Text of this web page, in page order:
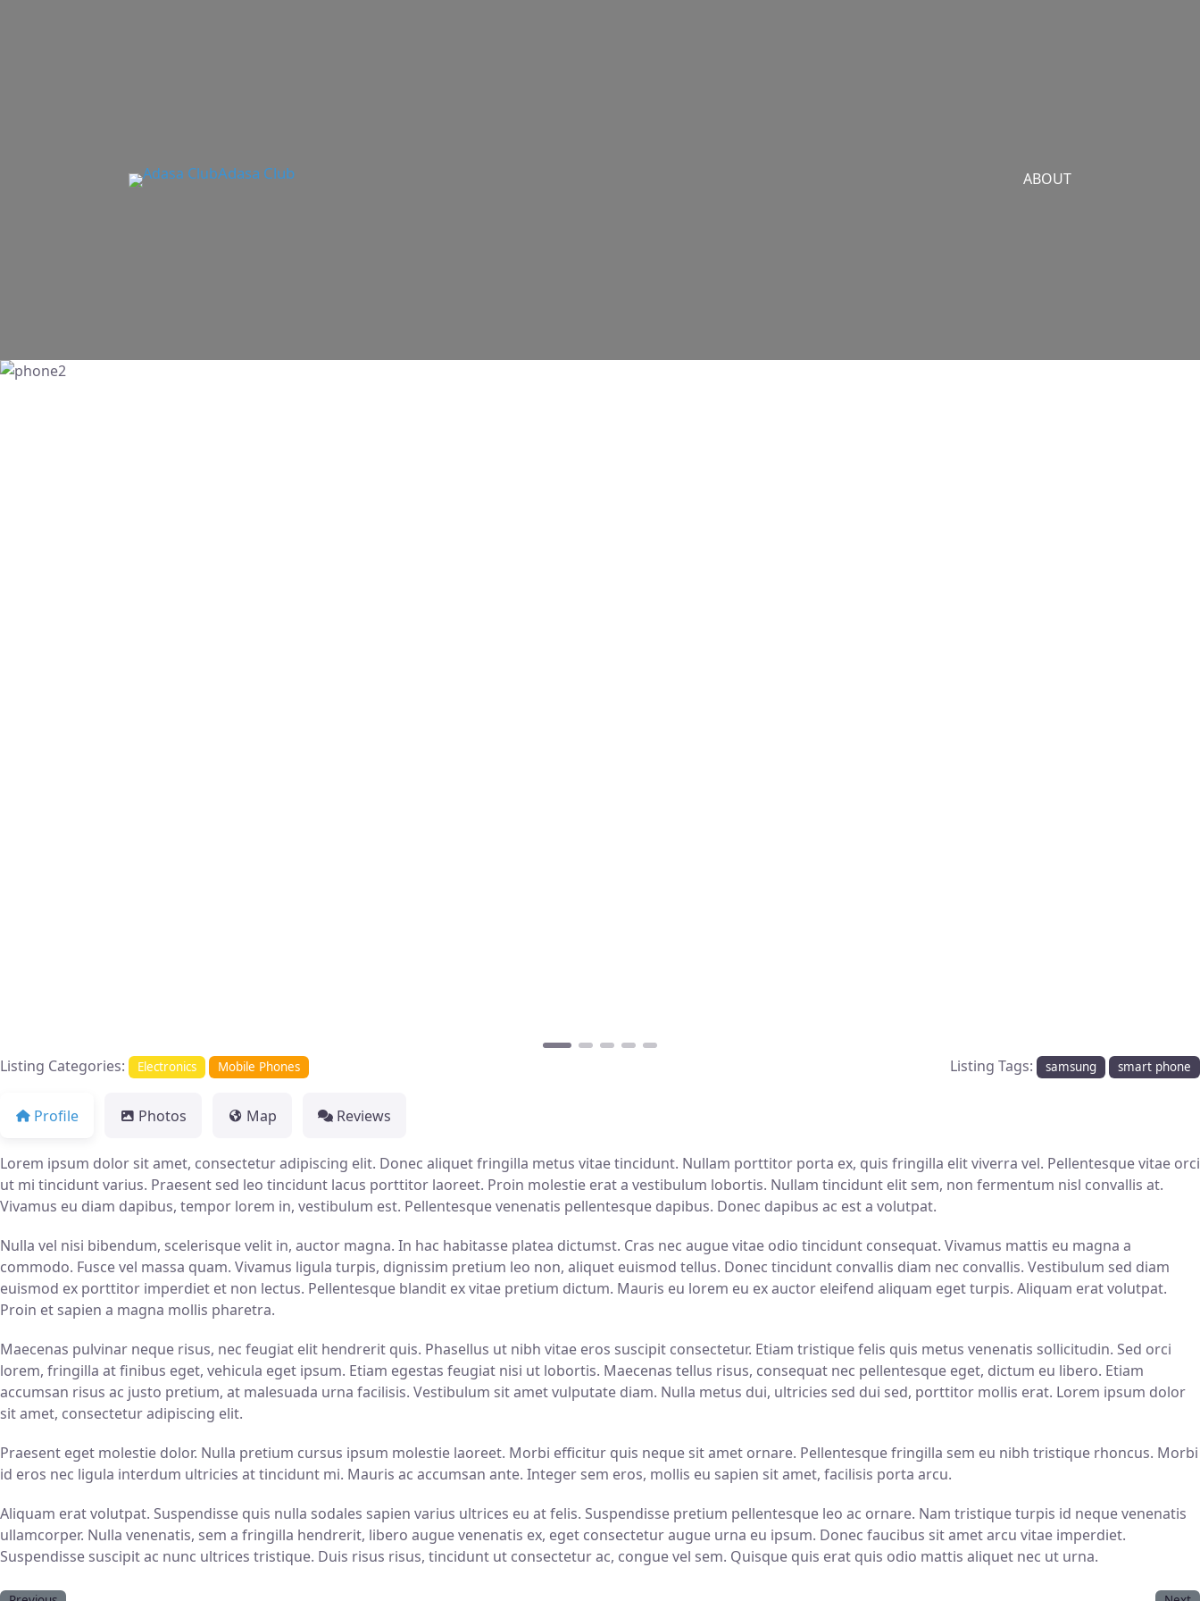
Adasa Club ABOUT
Listing Categories: Electronics Mobile Phones Listing Tags: samsung smart phone
Profile Photos Map Reviews
Lorem ipsum dolor sit amet, consectetur adipiscing elit. Donec aliquet fringilla metus vitae tincidunt. Nullam porttitor porta ex, quis fringilla elit viverra vel. Pellentesque vitae orci
ut mi tincidunt varius. Praesent sed leo tincidunt lacus porttitor laoreet. Proin molestie erat a vestibulum lobortis. Nullam tincidunt elit sem, non fermentum nisl convallis at.
Vivamus eu diam dapibus, tempor lorem in, vestibulum est. Pellentesque venenatis pellentesque dapibus. Donec dapibus ac est a volutpat.
Nulla vel nisi bibendum, scelerisque velit in, auctor magna. In hac habitasse platea dictumst. Cras nec augue vitae odio tincidunt consequat. Vivamus mattis eu magna a
commodo. Fusce vel massa quam. Vivamus ligula turpis, dignissim pretium leo non, aliquet euismod tellus. Donec tincidunt convallis diam nec convallis. Vestibulum sed diam
euismod ex porttitor imperdiet et non lectus. Pellentesque blandit ex vitae pretium dictum. Mauris eu lorem eu ex auctor eleifend aliquam eget turpis. Aliquam erat volutpat.
Proin et sapien a magna mollis pharetra.
Maecenas pulvinar neque risus, nec feugiat elit hendrerit quis. Phasellus ut nibh vitae eros suscipit consectetur. Etiam tristique felis quis metus venenatis sollicitudin. Sed orci
lorem, fringilla at finibus eget, vehicula eget ipsum. Etiam egestas feugiat nisi ut lobortis. Maecenas tellus risus, consequat nec pellentesque eget, dictum eu libero. Etiam
accumsan risus ac justo pretium, at malesuada urna facilisis. Vestibulum sit amet vulputate diam. Nulla metus dui, ultricies sed dui sed, porttitor mollis erat. Lorem ipsum dolor
sit amet, consectetur adipiscing elit.
Praesent eget molestie dolor. Nulla pretium cursus ipsum molestie laoreet. Morbi efficitur quis neque sit amet ornare. Pellentesque fringilla sem eu nibh tristique rhoncus. Morbi
id eros nec ligula interdum ultricies at tincidunt mi. Mauris ac accumsan ante. Integer sem eros, mollis eu sapien sit amet, facilisis porta arcu.
Aliquam erat volutpat. Suspendisse quis nulla sodales sapien varius ultrices eu at felis. Suspendisse pretium pellentesque leo ac ornare. Nam tristique turpis id neque venenatis
ullamcorper. Nulla venenatis, sem a fringilla hendrerit, libero augue venenatis ex, eget consectetur augue urna eu ipsum. Donec faucibus sit amet arcu vitae imperdiet.
Suspendisse suscipit ac nunc ultrices tristique. Duis risus risus, tincidunt ut consectetur ac, congue vel sem. Quisque quis erat quis odio mattis aliquet nec ut urna.